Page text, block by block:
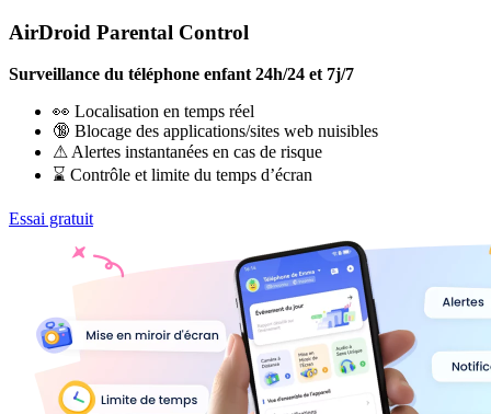
AirDroid Parental Control
Surveillance du téléphone enfant 24h/24 et 7j/7
👀 Localisation en temps réel
🔞 Blocage des applications/sites web nuisibles
⚠ Alertes instantanées en cas de risque
⌛ Contrôle et limite du temps d’écran
Essai gratuit